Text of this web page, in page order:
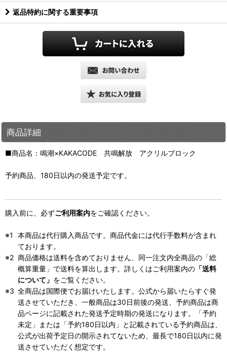
返品特約に関する重要事項
商品詳細
■商品名：鳴潮×KAKACODE 共鳴解放 アクリルブロック
予約商品、180日以内の発送予定です。
購入前に、必ずご利用案内をご確認ください。
本商品は代行購入商品です。商品代金には代行手数料が含まれ
ております。
商品価格は送料を含めておりません、同一注文内全商品の「総
概算重量」で送料を算出します。詳しくはご利用案内の 「送料
について」 をご覧ください。
全商品は国際便でお届けいたします。公式から届いたらすぐ発
送させていただき、一般商品は30日前後の発送、予約商品は商
品ページに記載された発送予定時期の発送になります。「予約
未定」または「予約180日以内」と記載されている予約商品は、
公式が出荷予定日の開示されてないため、最長で180日以内に発
送させていただく想定です。